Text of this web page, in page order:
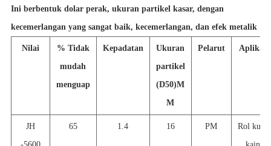
Ini berbentuk dolar perak, ukuran partikel kasar, dengan
kecemerlangan yang sangat baik, kecemerlangan, dan efek metalik
Nilai
% Tidak
mudah
menguap
Kepadatan
Ukuran
partikel
(D50)M
M
Pelarut Aplikasi
JH
65 1.4 16 PM
Rol kulit,